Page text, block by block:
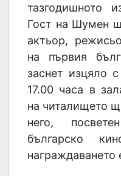
тазгодишното
Гост на Шумен
актьор,
на първия
заснет изцяло
17.00 часа в
на читалището
него,
българско
награждаването